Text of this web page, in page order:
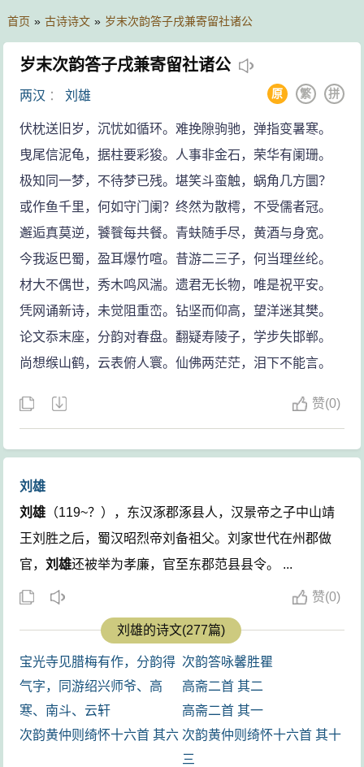
首页 » 古诗诗文 » 岁末次韵答子戌兼寄留社诸公
岁末次韵答子戌兼寄留社诸公
两汉 ：刘雄 拼
繁
原
伏枕送旧岁，沉忧如循环。难挽隙驹驰，弹指变暑寒。
曳尾信泥龟，据柱要彩狻。人事非金石，荣华有阑珊。
极知同一梦，不待梦已残。堪笑斗蛮触，蜗角几方圜？
或作鱼千里，何如守门阑？终然为散樗，不受儒者冠。
邂逅真莫逆，饕餮每共餐。青蚨随手尽，黄酒与身宽。
今我返巴蜀，盈耳爆竹喧。昔游二三子，何当理丝纶。
材大不偶世，秀木鸣风湍。遗君无长物，唯是祝平安。
凭网诵新诗，未觉阻重峦。钻坚而仰高，望洋迷其樊。
论文忝末座，分韵对春盘。翻疑寿陵子，学步失邯郸。
尚想缑山鹤，云表俯人寰。仙佛两茫茫，泪下不能言。
赞(0)
刘雄
刘雄 （119~？），东汉涿郡涿县人，汉景帝之子中山靖
王刘胜之后，蜀汉昭烈帝刘备祖父。刘家世代在州郡做
官，刘雄还被举为孝廉，官至东郡范县县令。 ...
赞(0)
刘雄的诗文(277篇)
宝光寺见腊梅有作，分韵得
气字，同游绍兴师爷、高
寒、南斗、云轩
次韵答咏馨胜瞿
高斋二首 其二
高斋二首 其一
次韵黄仲则绮怀十六首 其六 次韵黄仲则绮怀十六首 其十
三